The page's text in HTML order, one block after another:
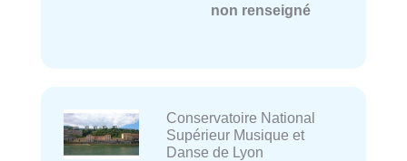
non renseigné
Conservatoire National
Supérieur Musique et
Danse de Lyon